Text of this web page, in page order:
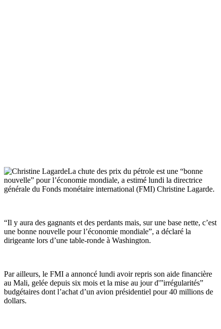
La chute des prix du pétrole est une “bonne
nouvelle” pour l’économie mondiale, a estimé lundi la directrice
générale du Fonds monétaire international (FMI) Christine Lagarde.
“Il y aura des gagnants et des perdants mais, sur une base nette, c’est
une bonne nouvelle pour l’économie mondiale”, a déclaré la
dirigeante lors d’une table-ronde à Washington.
Par ailleurs, le FMI a annoncé lundi avoir repris son aide financière
au Mali, gelée depuis six mois et la mise au jour d'”irrégularités”
budgétaires dont l’achat d’un avion présidentiel pour 40 millions de
dollars.